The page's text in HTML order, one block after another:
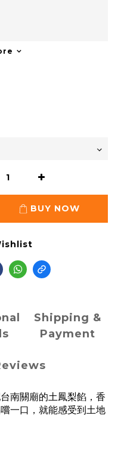
BUY NOW
Shipping &
Payment
南關廟的土鳳梨餡，香
一口，就能感受到土地